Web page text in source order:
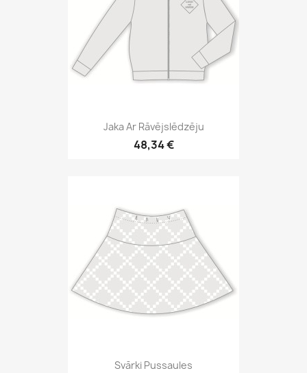
Jaka Ar Rāvējslēdzēju
48,34 €
Svārki Pussaules